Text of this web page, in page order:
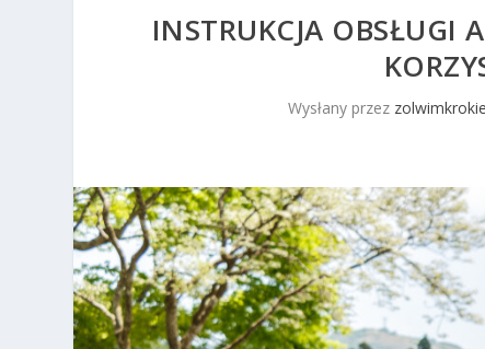
INSTRUKCJA OBSŁUGI
Wysłany przez